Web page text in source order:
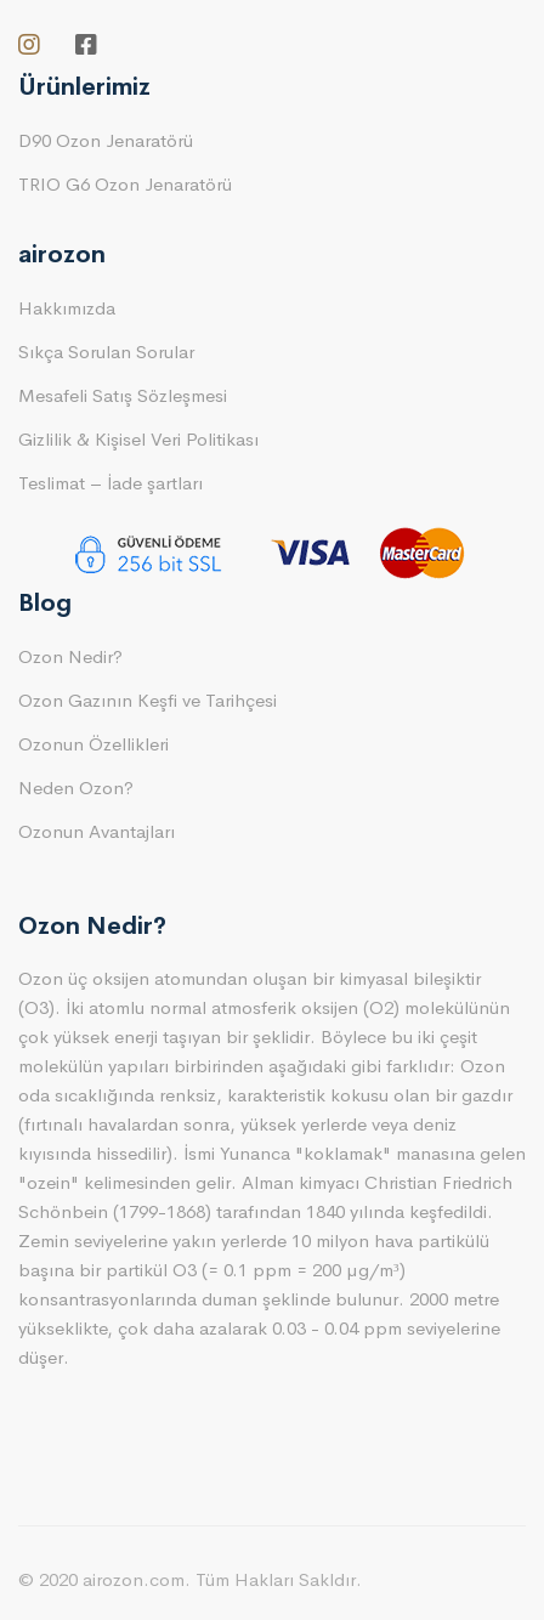
Ürünlerimiz
D90 Ozon Jenaratörü
TRIO G6 Ozon Jenaratörü
airozon
Hakkımızda
Sıkça Sorulan Sorular
Mesafeli Satış Sözleşmesi
Gizlilik & Kişisel Veri Politikası
Teslimat – İade şartları
Blog
Ozon Nedir?
Ozon Gazının Keşfi ve Tarihçesi
Ozonun Özellikleri
Neden Ozon?
Ozonun Avantajları
Ozon Nedir?
Ozon üç oksijen atomundan oluşan bir kimyasal bileşiktir
(O3). İki atomlu normal atmosferik oksijen (O2) molekülünün
çok yüksek enerji taşıyan bir şeklidir. Böylece bu iki çeşit
molekülün yapıları birbirinden aşağıdaki gibi farklıdır: Ozon
oda sıcaklığında renksiz, karakteristik kokusu olan bir gazdır
(fırtınalı havalardan sonra, yüksek yerlerde veya deniz
kıyısında hissedilir). İsmi Yunanca "koklamak" manasına gelen
"ozein" kelimesinden gelir. Alman kimyacı Christian Friedrich
Schönbein (1799-1868) tarafından 1840 yılında keşfedildi.
Zemin seviyelerine yakın yerlerde 10 milyon hava partikülü
başına bir partikül O3 (= 0.1 ppm = 200 µg/m³)
konsantrasyonlarında duman şeklinde bulunur. 2000 metre
yükseklikte, çok daha azalarak 0.03 - 0.04 ppm seviyelerine
düşer.
© 2020 airozon.com. Tüm Hakları Sakldır.